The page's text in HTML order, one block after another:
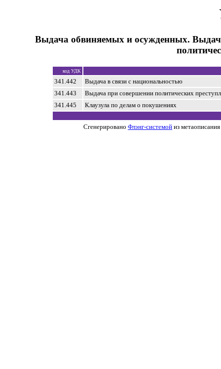
Выдача обвиняемых и осужденных.
код УДК
341.442
Выдача в связи с национальностью
341.443
Выдача при совершении политических
341.445
Клаузула по делам о покушениях
Сгенерировано Флэнг-системой из